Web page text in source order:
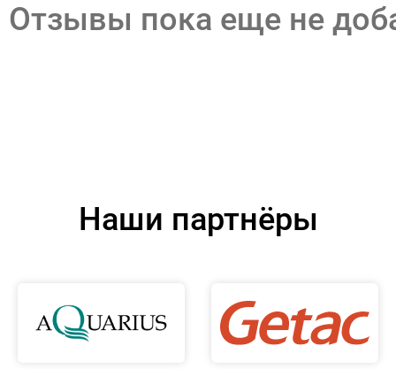
Отзывы пока еще не
Наши партнёры